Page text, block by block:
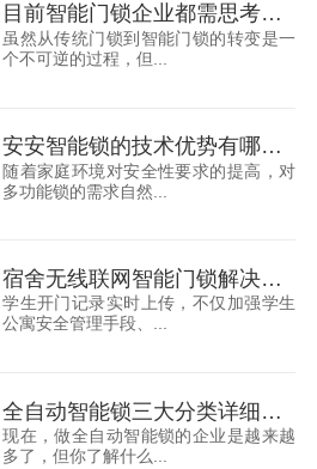
目前智能门锁企业都需思考的问题，你知道吗？
虽然从传统门锁到智能门锁的转变是一
个不可逆的过程，但...
安安智能锁的技术优势有哪些？
随着家庭环境对安全性要求的提高，对
多功能锁的需求自然...
宿舍无线联网智能门锁解决方案
学生开门记录实时上传，不仅加强学生
公寓安全管理手段、...
全自动智能锁三大分类详细解读！
现在，做全自动智能锁的企业是越来越
多了，但你了解什么...